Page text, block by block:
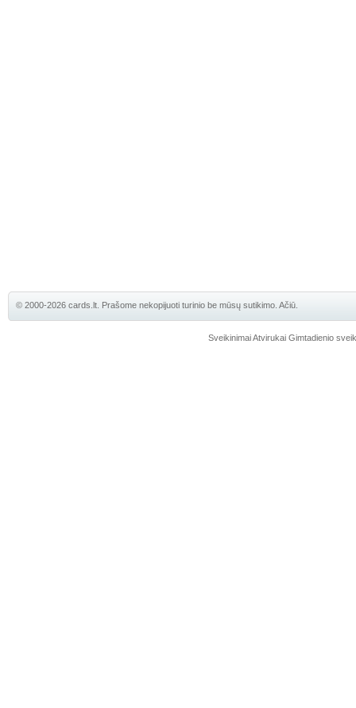
© 2000-2026 cards.lt. Prašome nekopijuoti turinio be mūsų sutikimo. Ačiū.
Sveikinimai Atvirukai Gimtadienio